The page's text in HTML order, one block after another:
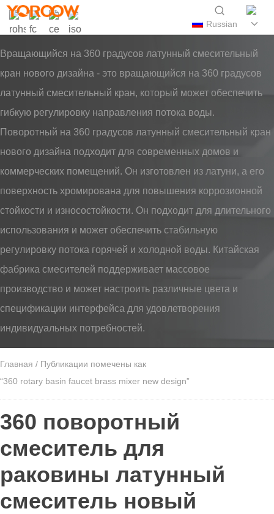
Russian
Вращающийся на 360 градусов латунный смесительный
кран нового дизайна - это вращающийся на 360 градусов
латунный смесительный кран, который может обеспечить
гибкую регулировку направления потока воды.
Поворотный на 360 градусов латунный смесительный кран
нового дизайна подходит для современных домов и
коммерческих помещений. Он изготовлен из латуни, а его
поверхность хромирована для повышения коррозионной
стойкости и износостойкости. Он подходит для длительного
использования и может обеспечить стабильную
регулировку потока горячей и холодной воды. Китайская
фабрика смесителей поддерживает массовое
производство и может настроить различные цвета и
спецификации интерфейса для удовлетворения
индивидуальных потребностей.
Главная / Публикации помечены как
“360 rotary basin faucet brass mixer new design”
360 поворотный
смеситель для
раковины латунный
смеситель новый